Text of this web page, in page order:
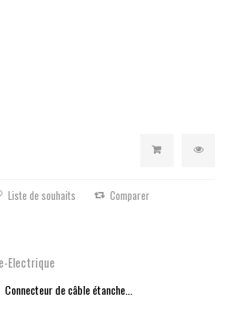
Liste de souhaits Comparer
Electrique
Connecteur de câble étanche...